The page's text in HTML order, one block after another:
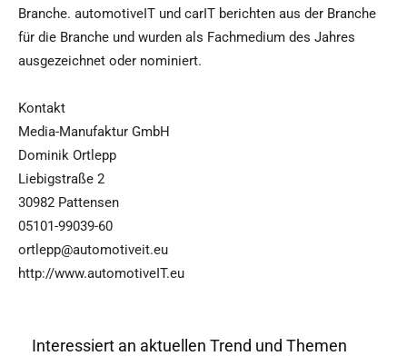
Branche. automotiveIT und carIT berichten aus der Branche
für die Branche und wurden als Fachmedium des Jahres
ausgezeichnet oder nominiert.
Kontakt
Media-Manufaktur GmbH
Dominik Ortlepp
Liebigstraße 2
30982 Pattensen
05101-99039-60
ortlepp@automotiveit.eu
http://www.automotiveIT.eu
Interessiert an aktuellen Trend und Themen